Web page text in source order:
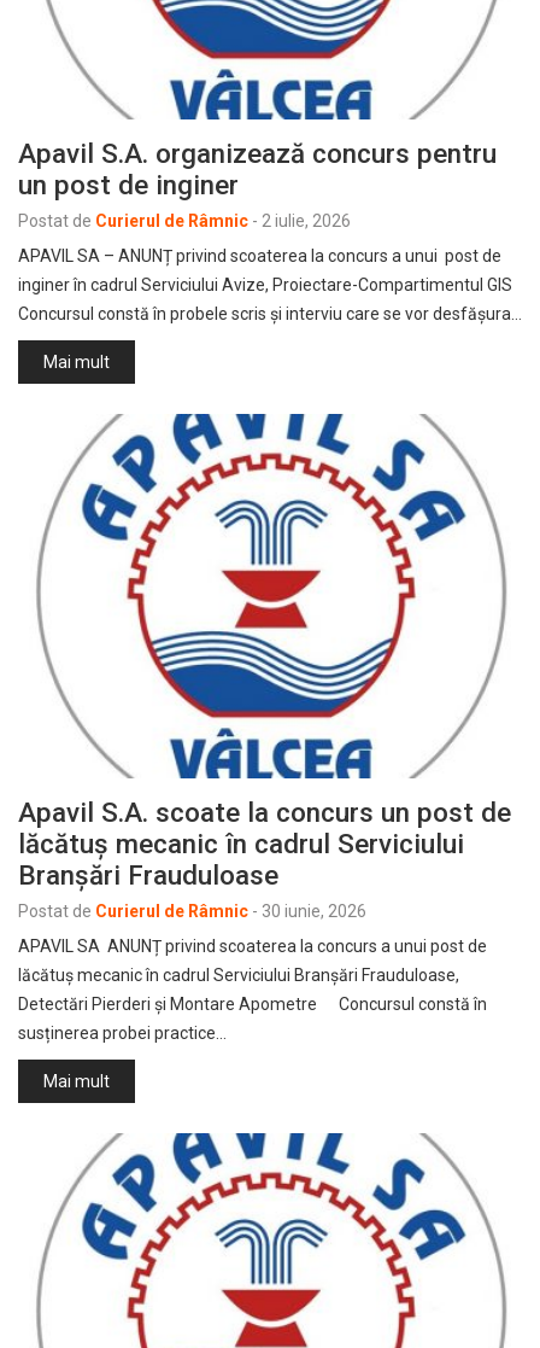
Apavil S.A. organizează concurs pentru
un post de inginer
Postat de Curierul de Râmnic - 2 iulie, 2026
APAVIL SA – ANUNȚ privind scoaterea la concurs a unui post de
inginer în cadrul Serviciului Avize, Proiectare-Compartimentul GIS
Concursul constă în probele scris şi interviu care se vor desfășura…
Mai mult
Apavil S.A. scoate la concurs un post de
lăcătuș mecanic în cadrul Serviciului
Branșări Frauduloase
Postat de Curierul de Râmnic - 30 iunie, 2026
APAVIL SA ANUNȚ privind scoaterea la concurs a unui post de
lăcătuș mecanic în cadrul Serviciului Branșări Frauduloase,
Detectări Pierderi și Montare Apometre Concursul constă în
susținerea probei practice…
Mai mult